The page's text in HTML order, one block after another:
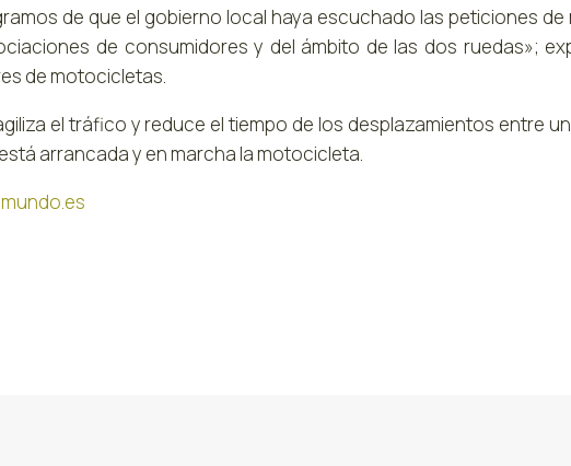
de que el gobierno local haya escuchado las peticiones
de consumidores y del ámbito de las dos ruedas»;
de motocicletas.
el tráfico y reduce el tiempo de los desplazamientos entre
arrancada y en marcha la motocicleta.